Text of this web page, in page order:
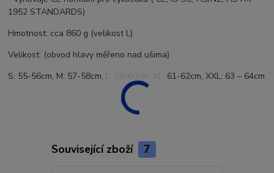
1952 STANDARDS)
Hmotnost: cca 860 g (velikost L)
Velikost: (obvod hlavy měřeno nad ušima)
S: 55-56cm, M: 57-58cm, L: 59-60cm, XL: 61-62cm, XXL: 63 – 64cm
Související zboží 7